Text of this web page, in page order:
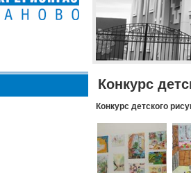
Конкурс
Конкурс детского